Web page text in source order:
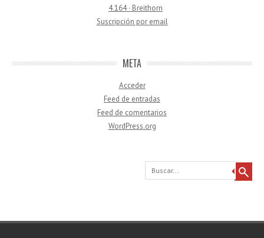
4.164 · Breithorn
Suscripción por email
META
Acceder
Feed de entradas
Feed de comentarios
WordPress.org
Buscar